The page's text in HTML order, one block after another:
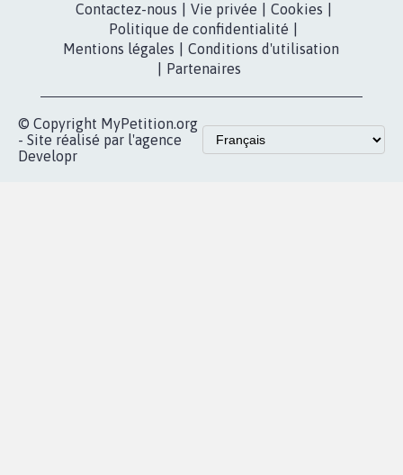
Contactez-nous
Vie privée Cookies
Politique de confidentialité
Mentions légales
Conditions d'utilisation
Partenaires
© Copyright MyPetition.org
- Site réalisé par l'agence
Developr